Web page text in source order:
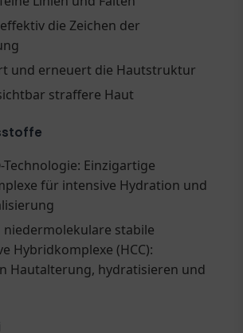
die Zeichen der
und erneuert die Hautstruktur
straffere Haut
Technologie: Einzigartige
für intensive Hydration und
niedermolekulare stabile
Hybridkomplexe (HCC):
Hautalterung, hydratisieren und